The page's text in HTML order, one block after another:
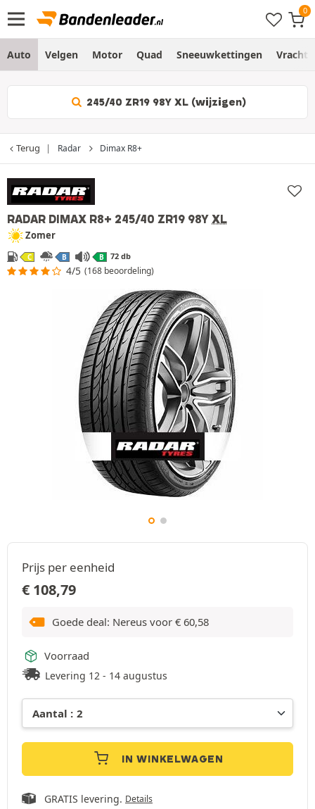
Auto Velgen Motor Quad Sneeuwkettingen
245/40 ZR19 98Y XL (wijzigen)
Terug Radar Dimax R8+
RADAR DIMAX R8+ 245/40 ZR19 98Y XL
Zomer
C B B 72 db
4/5 (168 beoordeling)
Prijs per eenheid
€ 108,79
Goede deal: Nereus voor € 60,58
Voorraad
Levering 12 - 14 augustus
IN WINKELWAGEN
GRATIS levering. Details